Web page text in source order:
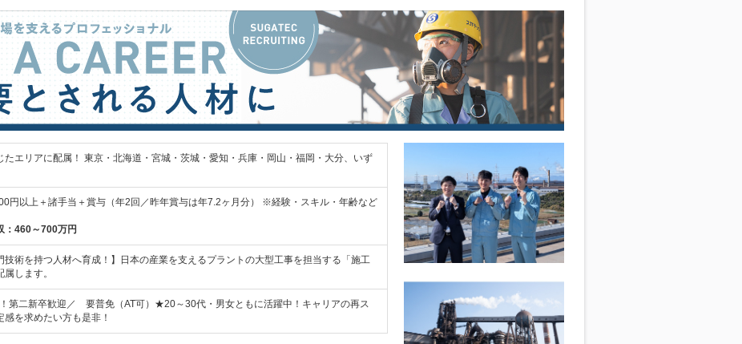
エリアに配属！ 東京・北海道・宮城・茨城・愛知・兵庫・岡山・福岡・大分、いず
円以上＋諸手当＋賞与（年2回／昨年賞与は年7.2ヶ月分） ※経験・スキル・年齢など
： 460～700万円
技術を持つ人材へ育成！】日本の産業を支えるプラントの大型工事を担当する「施工
します。
第二新卒歓迎／ 要普免（AT可）★20～30代・男女ともに活躍中！キャリアの再ス
感を求めたい方も是非！